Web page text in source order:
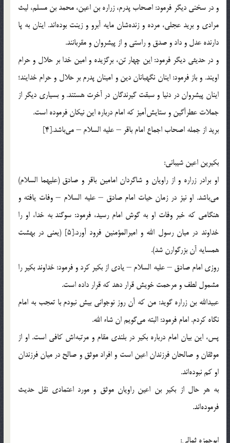
و در سخنی دیگر فرمود: اصحاب پدرم، زراره بن اعین، محمد بن مسلم، لیث
مرادی و برید عجلی، مرده و زنده‌شان مایه آبرو و زینت بوده‌اند. اینان به پا
دارنده عدل و داد و صدق و راستی و از پیشروان و مقربانند.
و در حدیثی دیگر فرمود: این چهار تن، برگزیده و امین خدا بر حلال و حرام
اویند. و باز فرمود: اینان نگهبانان دین و امینان پدرم بر حلال و حرام خدایند؛
اینان پیشروان در دنیا و سبقت گیرندگان در آخرت هستند. و بسیاری دیگر از
جملات عطرآگین و ستایش‌آمیز كه امام درباره این نیكان فرموده است.
برید از جمله اصحاب اجماع امام باقر – علیه السلام – می‌باشد.[4]
بكیرین اعین شیبانی:
او برادر زراره و از راویان و شاگردان امامین باقر و صادق (علیهما السلام)
می‌باشد. او نیز در زمان حیات امام صادق – علیه السلام – وفات یافته و
هنگامی كه خبر وفات او به گوش امام رسید، فرمود: سوگند به خدا، او را
خداوند در میان رسول الله و امیرالمؤمنین فرود آورد.[5] (یعنی در بهشت
همسایه آن بزرگوارن شد).
روزی امام صادق – علیه السلام – یادی از بكیر كرد و فرمود: خداوند بكیر را
مشمول لطف و مرحمت خویش قرار دهد كه قرار داده است.
عبیدالله بن زراره گوید: من كه آن روز نوجوانی بیش نبودم با تعجب به امام
نگاه كردم. امام فرمود: البته می‌گویم ان شاء الله.
پس، این بیان امام درباره بكیر در بلندی مقام و مرتبه‌اش كافی است. او از
موثقان و صالحان فرزندان اعین است و افراد موثق و صالح در میان فرزندان
او كم نبوده‌اند.
به هر حال از بكیر بن اعین راویان موثق و مورد اعتمادی نقل حدیث
فرموده‌اند.
ابوحمزه ثمالی: